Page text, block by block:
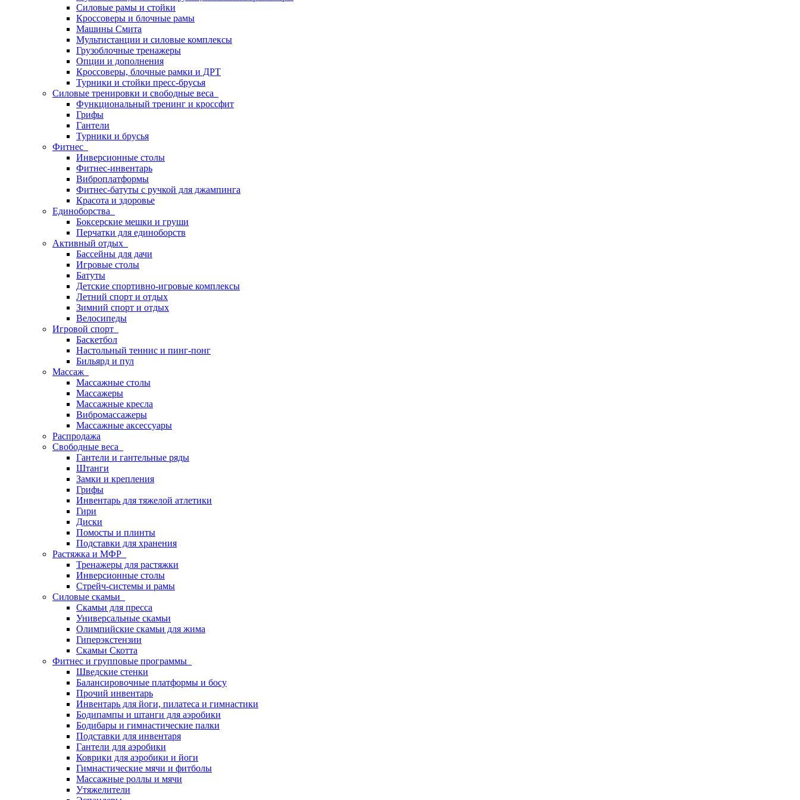
Силовые рамы и стойки
Кроссоверы и блочные рамы
Машины Смита
Мультистанции и силовые комплексы
Грузоблочные тренажеры
Опции и дополнения
Кроссоверы, блочные рамки и ДРТ
Турники и стойки пресс-брусья
Силовые тренировки и свободные веса
Функциональный тренинг и кроссфит
Грифы
Гантели
Турники и брусья
Фитнес
Инверсионные столы
Фитнес-инвентарь
Виброплатформы
Фитнес-батуты с ручкой для джампинга
Красота и здоровье
Единоборства
Боксерские мешки и груши
Перчатки для единоборств
Активный отдых
Бассейны для дачи
Игровые столы
Батуты
Детские спортивно-игровые комплексы
Летний спорт и отдых
Зимний спорт и отдых
Велосипеды
Игровой спорт
Баскетбол
Настольный теннис и пинг-понг
Бильярд и пул
Массаж
Массажные столы
Массажеры
Массажные кресла
Вибромассажеры
Массажные аксессуары
Распродажа
Свободные веса
Гантели и гантельные ряды
Штанги
Замки и крепления
Грифы
Инвентарь для тяжелой атлетики
Гири
Диски
Помосты и плинты
Подставки для хранения
Растяжка и МФР
Тренажеры для растяжки
Инверсионные столы
Стрейч-системы и рамы
Силовые скамьи
Скамьи для пресса
Универсальные скамьи
Олимпийские скамьи для жима
Гиперэкстензии
Скамьи Скотта
Фитнес и групповые программы
Шведские стенки
Балансировочные платформы и босу
Прочий инвентарь
Инвентарь для йоги, пилатеса и гимнастики
Бодипампы и штанги для аэробики
Бодибары и гимнастические палки
Подставки для инвентаря
Гантели для аэробики
Коврики для аэробики и йоги
Гимнастические мячи и фитболы
Массажные роллы и мячи
Утяжелители